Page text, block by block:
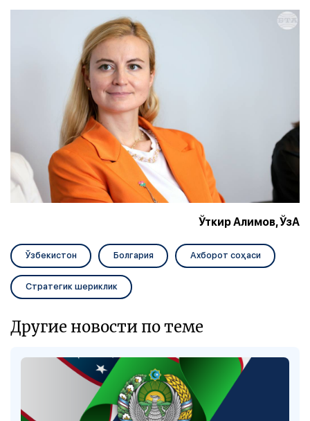
Ўткир Алимов, ЎзА
Ўзбекистон Болгария Ахборот соҳаси
Стратегик шериклик
Другие новости по теме